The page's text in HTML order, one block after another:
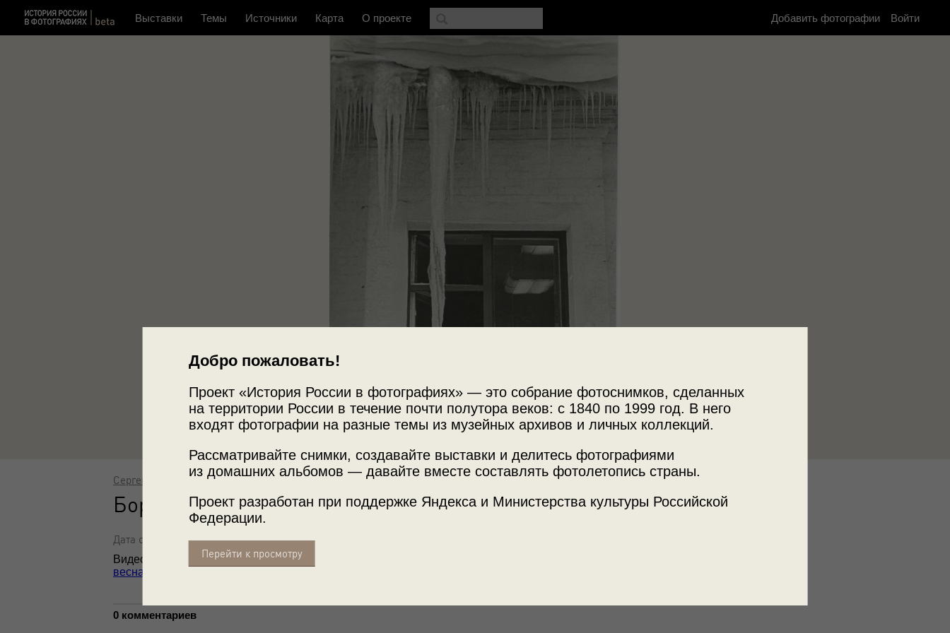
Добро пожаловать!
Проект «История России в фотографиях» — это собрание фотоснимков, сделанных
на территории России в течение почти полутора веков: с 1840 по 1999 год. В него
входят фотографии на разные темы из музейных архивов и личных коллекций.
Рассматривайте снимки, создавайте выставки и делитесь фотографиями
из домашних альбомов — давайте вместе составлять фотолетопись страны.
Проект разработан при поддержке Яндекса и Министерства культуры Российской
Федерации.
Перейти к просмотру
Выставки Темы Источники Карта О проекте Добавить фотографии Войти
МАММ / МДФ
Сергей Васин
Борис Полевой и сосулька «Юности»
Дата съемки: март - апрель 1964
Видео «"Юность" была у всех»,«Борис Полевой»
весна»
0 комментариев